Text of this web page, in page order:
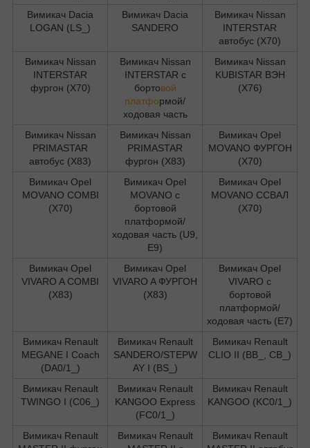
Вимикач Dacia
LOGAN (LS_)
Вимикач Dacia
SANDERO
Вимикач Nissan
INTERSTAR
автобус (X70)
Вимикач Nissan
INTERSTAR
фургон (X70)
Вимикач Nissan
INTERSTAR c
бортовой
платформой/
ходовая часть
Вимикач Nissan
KUBISTAR ВЭН
(X76)
Вимикач Nissan
PRIMASTAR
автобус (X83)
Вимикач Nissan
PRIMASTAR
фургон (X83)
Вимикач Opel
MOVANO ФУРГОН
(X70)
Вимикач Opel
MOVANO COMBI
(X70)
Вимикач Opel
MOVANO c
бортовой
платформой/
ходовая часть (U9,
E9)
Вимикач Opel
MOVANO ССВАЛ
(X70)
Вимикач Opel
VIVARO A COMBI
(X83)
Вимикач Opel
VIVARO A ФУРГОН
(X83)
Вимикач Opel
VIVARO c
бортовой
платформой/
ходовая часть (E7)
Вимикач Renault
MEGANE I Coach
(DA0/1_)
Вимикач Renault
SANDERO/STEPW
AY I (BS_)
Вимикач Renault
CLIO II (BB_, CB_)
Вимикач Renault
TWINGO I (C06_)
Вимикач Renault
KANGOO Express
(FC0/1_)
Вимикач Renault
KANGOO (KC0/1_)
Вимикач Renault
Вимикач Renault
Вимикач Renault